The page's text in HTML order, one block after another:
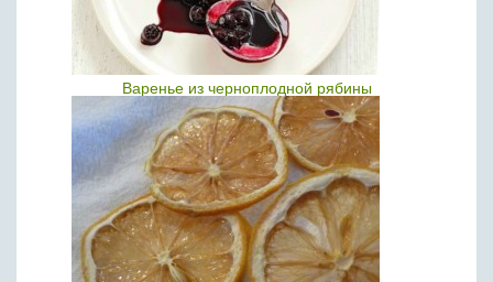
Варенье из черноплодной рябины